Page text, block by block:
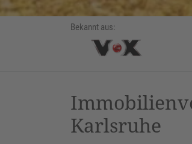
Bekannt aus:
Karlsruhe